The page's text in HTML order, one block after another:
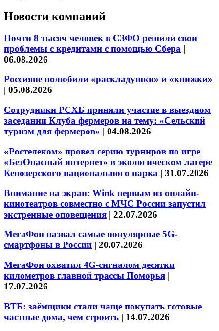
Новости компаний
Почти 8 тысяч человек в СЗФО решили свои
проблемы с кредитами с помощью Сбера |
06.08.2026
Россияне полюбили «раскладушки» и «книжки»
| 05.08.2026
Сотрудники РСХБ приняли участие в выездном
заседании Клуба фермеров на тему: «Сельский
туризм для фермеров» | 04.08.2026
«Ростелеком» провел серию турниров по игре
«БезОпасный интернет» в экологическом лагере
Кенозерского национального парка | 31.07.2026
Внимание на экран: Wink первым из онлайн-
кинотеатров совместно с МЧС России запустил
экстренные оповещения | 22.07.2026
МегаФон назвал самые популярные 5G-
смартфоны в России | 20.07.2026
МегаФон охватил 4G-сигналом десятки
километров главной трассы Поморья |
17.07.2026
ВТБ: заёмщики стали чаще покупать готовые
частные дома, чем строить | 14.07.2026